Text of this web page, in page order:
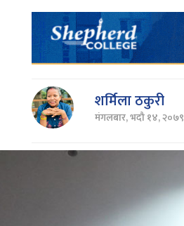
शर्मिला ठकुरी
मंगलबार, भदौ १४, २०७९